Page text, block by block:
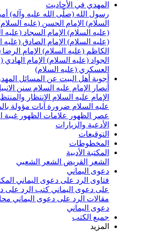
المهدي في الأحاديث
رسول الله (صلّى الله عليه وآله)
السلام) الإمام الحسن (عليه
(عليه السلام) الإمام السجاد (عليه
(عليه السلام) الإمام الصادق (عليه
الكاظم (عليه السلام) الإمام
الجواد (عليه السلام) الإمام
العسكري (عليه السلام)
أجوبة أهل البيت عن المسائل
أنصار الإمام عليه السلام سنن
الإمام عليه السلام الانتظار
عليه السلام ضرورة آيات مؤولة
عصر الظهور
علامات الظهور غيبة
الأدعية والزيارات
التوقيعات
المخطوطات
المكتبة الأدبية
الشعر القريض الشعر الشعبي
دعوى اليماني
فتاوى الرد على دعوى اليماني
على دعوى اليماني كتب الرد على
مقالات الرد على دعوى اليماني
دعوى اليماني
جميع الكتب
المزيد